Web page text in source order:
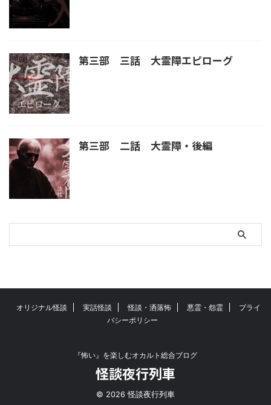
第三部 三話 大霊障エピローグ
第三部 二話 大霊障・後編
オリジナル怪談 実話怪談 怪談・洒落怖 悪霊・怨霊
プライ
バシーポリシー
『怖い』を楽しむオカルト総合ブログ
怪談夜行列車
© 2026 怪談夜行列車